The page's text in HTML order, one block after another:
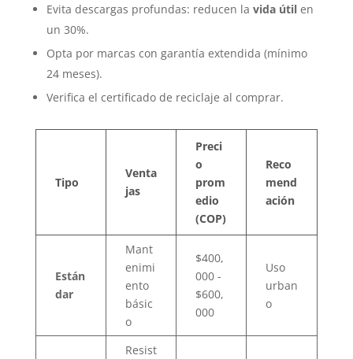
Evita descargas profundas: reducen la vida útilen
un 30%.
Opta por marcas con garantía extendida (mínimo
24 meses).
Verifica el certificado de reciclaje al comprar.
Tipo
Venta
jas
Preci
o
prom
edio
(COP)
Reco
mend
ación
Están
dar
Mant
enimi
ento
básic
o
$400,
000 -
$600,
000
Uso
urban
o
Resist